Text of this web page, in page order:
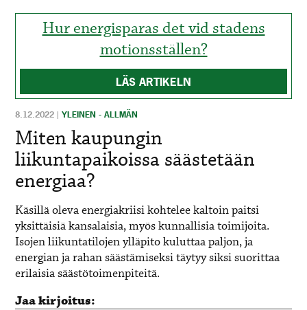
Hur energisparas det vid stadens
motionsställen?
LÄS ARTIKELN
8.12.2022 |YLEINEN - ALLMÄN
Miten kaupungin
liikuntapaikoissa säästetään
energiaa?
Käsillä oleva energiakriisi kohtelee kaltoin paitsi
yksittäisiä kansalaisia, myös kunnallisia toimijoita.
Isojen liikuntatilojen ylläpito kuluttaa paljon, ja
energian ja rahan säästämiseksi täytyy siksi suorittaa
erilaisia säästötoimenpiteitä.
Jaa kirjoitus: